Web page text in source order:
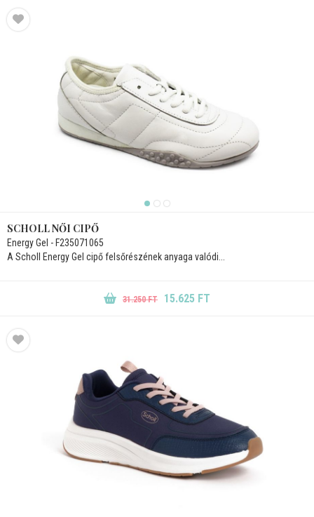
SCHOLL NŐI CIPŐ
Energy Gel - F235071065
A Scholl Energy Gel cipő felsőrészének anyaga valódi...
31.250 FT 15.625 FT